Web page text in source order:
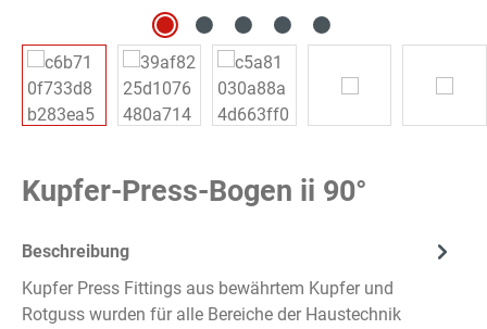
Kupfer-Press-Bogen ii 90°
Beschreibung
Kupfer Press Fittings aus bewährtem Kupfer und
Rotguss wurden für alle Bereiche der Haustechnik